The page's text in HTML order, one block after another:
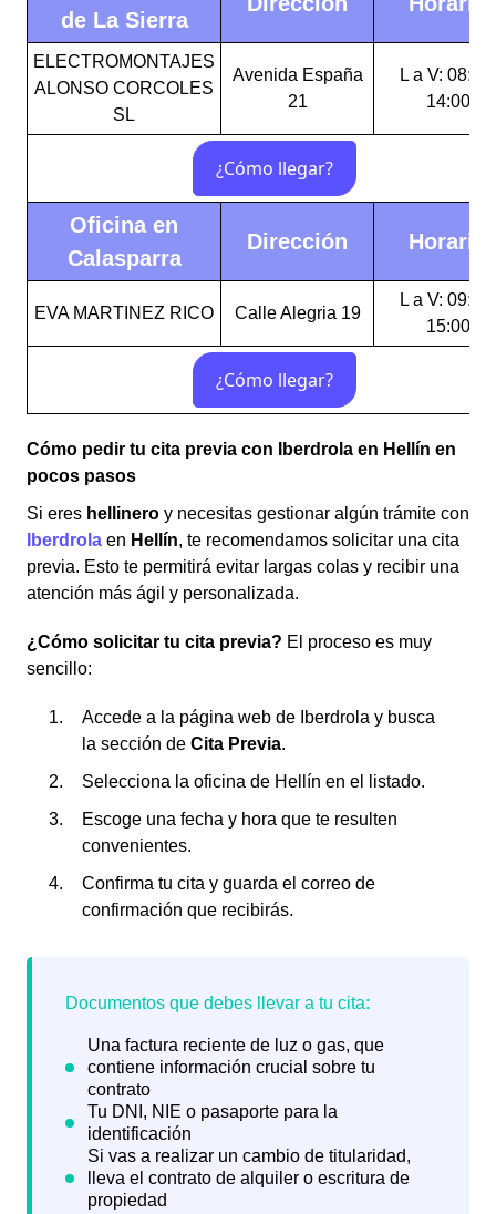
de La Sierra
ELECTROMONTAJES
ALONSO CORCOLES
SL
Avenida España
21
L a V: 08:00-
14:00
Oficina en
Calasparra
Dirección Horario
EVA MARTINEZ RICO Calle Alegria 19
L a V: 09:30-
15:00
Cómo pedir tu cita previa con Iberdrola en Hellín en
pocos pasos
Si eres hellinero y necesitas gestionar algún trámite con
Iberdrola en Hellín, te recomendamos solicitar una cita
previa. Esto te permitirá evitar largas colas y recibir una
atención más ágil y personalizada.
¿Cómo solicitar tu cita previa? El proceso es muy
sencillo:
Accede a la página web de Iberdrola y busca
la sección de Cita Previa.
Selecciona la oficina de Hellín en el listado.
Escoge una fecha y hora que te resulten
convenientes.
Confirma tu cita y guarda el correo de
confirmación que recibirás.